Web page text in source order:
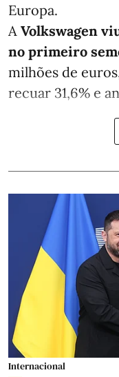
Europa.
A Volkswagen
no primeiro
milhões de
recuar 31,6% e
Internacional